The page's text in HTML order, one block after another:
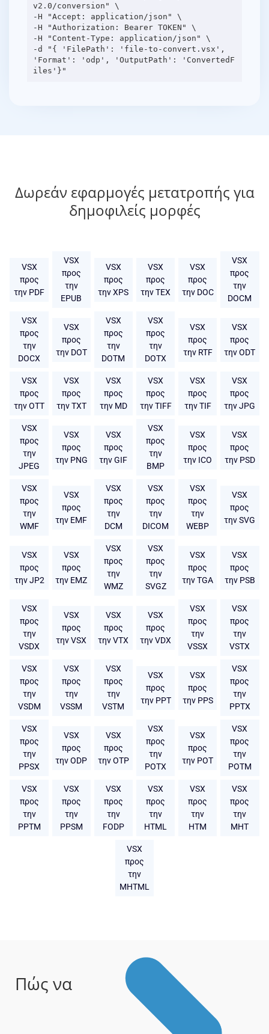
v2.0/conversion" \
-H "Accept: application/json" \
-H "Authorization: Bearer TOKEN" \
-H "Content-Type: application/json" \
-d "{ 'FilePath': 'file-to-convert.vsx',
'Format': 'odp', 'OutputPath': 'ConvertedF
Δωρεάν εφαρμογές μετατροπής για
δημοφιλείς μορφές
VSX
προς
την PDF
VSX
προς
την
EPUB
VSX
προς
την XPS
VSX
προς
την TEX
VSX
προς
την DOC
VSX
προς
την
DOCM
VSX
προς
την
DOCX
VSX
προς
την DOT
VSX
προς
την
DOTM
VSX
προς
την
DOTX
VSX
προς
την RTF
VSX
προς
την ODT
VSX
προς
την OTT
VSX
προς
την TXT
VSX
προς
την MD
VSX
προς
την TIFF
VSX
προς
την TIF
VSX
προς
την JPG
VSX
προς
την
JPEG
VSX
προς
την PNG
VSX
προς
την GIF
VSX
προς
την
BMP
VSX
προς
την ICO
VSX
προς
την PSD
VSX
προς
την
WMF
VSX
προς
την EMF
VSX
προς
την
DCM
VSX
προς
την
DICOM
VSX
προς
την
WEBP
VSX
προς
την SVG
VSX
προς
την JP2
VSX
προς
την EMZ
VSX
προς
την
WMZ
VSX
προς
την
SVGZ
VSX
προς
την TGA
VSX
προς
την PSB
VSX
προς
την
VSDX
VSX
προς
την VSX
VSX
προς
την VTX
VSX
προς
την VDX
VSX
προς
την
VSSX
VSX
προς
την
VSTX
VSX
προς
την
VSDM
VSX
προς
την
VSSM
VSX
προς
την
VSTM
VSX
προς
την PPT
VSX
προς
την PPS
VSX
προς
την
PPTX
VSX
προς
την
PPSX
VSX
προς
την ODP
VSX
προς
την OTP
VSX
προς
την
POTX
VSX
προς
την POT
VSX
προς
την
POTM
VSX
προς
την
PPTM
VSX
προς
την
PPSM
VSX
προς
την
FODP
VSX
προς
την
HTML
VSX
προς
την
HTM
VSX
προς
την
MHT
VSX
προς
την
MHTML
Πώς να